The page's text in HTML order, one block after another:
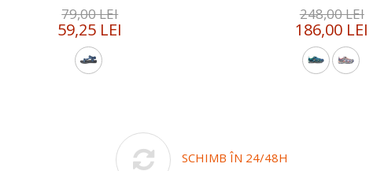
79,00 LEI
59,25 LEI
248,00 LEI
186,00 LEI
SCHIMB ÎN 24/48H